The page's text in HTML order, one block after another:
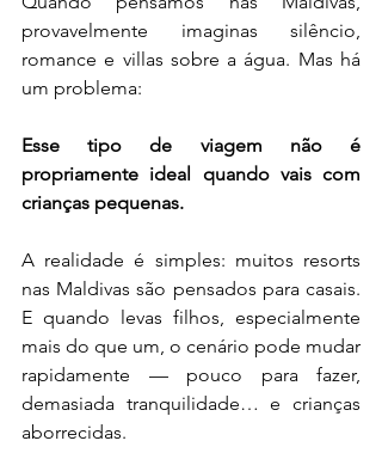
provavelmente imaginas silêncio,
romance e villas sobre a água. Mas há
um problema:
Esse tipo de viagem não é
propriamente ideal quando vais com
crianças pequenas.
A realidade é simples: muitos resorts
nas Maldivas são pensados para casais.
E quando levas filhos, especialmente
mais do que um, o cenário pode mudar
rapidamente — pouco para fazer,
demasiada tranquilidade… e crianças
aborrecidas.